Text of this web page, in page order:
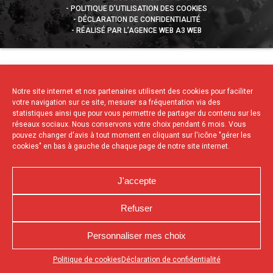
Notre site internet et nos partenaires utilisent des cookies pour faciliter
votre navigation sur ce site, mesurer sa fréquentation via des
statistiques ainsi que pour vous permettre de partager du contenu sur les
réseaux sociaux. Nous conservons votre choix pendant 6 mois. Vous
pouvez changer d'avis à tout moment en cliquant sur l'icône "gérer les
cookies" en bas à gauche de chaque page de notre site internet.
J'accepte
Refuser
Personnaliser mes choix
Politique de cookies Déclaration de confidentialité
Appuyez sur le bouton partager en bas de votre
POLITIQUE D’UTILISATION DES COOKIES
DÉCLARATION DE CONFIDENTIALITÉ
RÉALISÉ PAR L’AGENCE WEB A3 WEB